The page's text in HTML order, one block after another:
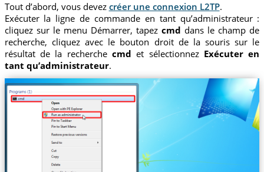
Tout d’abord, vous devez créer une connexion L2TP.
Exécuter la ligne de commande en tant qu’administrateur :
cliquez sur le menu Démarrer, tapezcmd dans le champ de
recherche, cliquez avec le bouton droit de la souris sur le
résultat de la recherche cmd et sélectionnez Exécuter en
tant qu’administrateur.